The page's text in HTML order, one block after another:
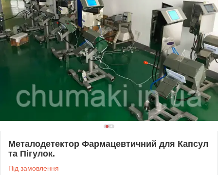
Металодетектор Фармацевтичний для Капсул
та Пігулок.
Під замовлення